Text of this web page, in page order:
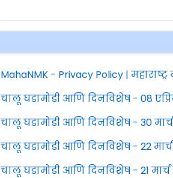
MahaNMK - Privacy Policy |
चालू घडामोडी आणि दिनविशेष - 08
चालू घडामोडी आणि दिनविशेष - 30
चालू घडामोडी आणि दिनविशेष - 22
चालू घडामोडी आणि दिनविशेष - 21 मार्च